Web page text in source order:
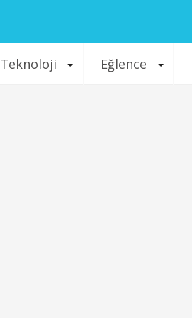
Teknoloji Eğlence